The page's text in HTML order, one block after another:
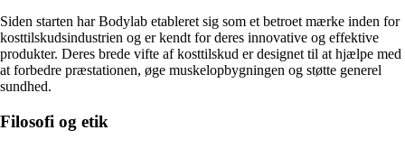
Siden starten har Bodylab etableret sig som et betroet mærke inden for
kosttilskudsindustrien og er kendt for deres innovative og effektive
produkter. Deres brede vifte af kosttilskud er designet til at hjælpe med
at forbedre præstationen, øge muskelopbygningen og støtte generel
sundhed.
Filosofi og etik